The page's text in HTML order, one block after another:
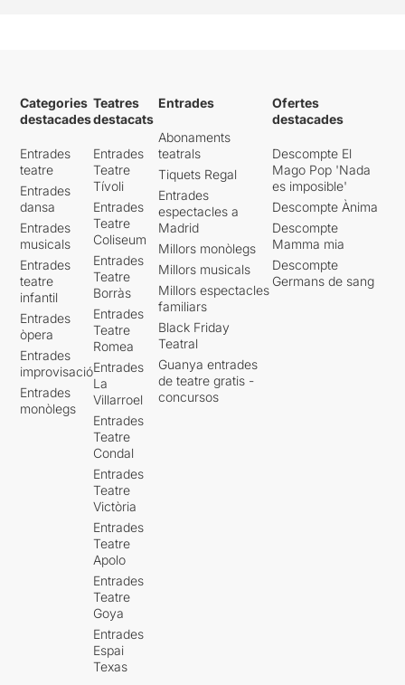
Categories
destacades
Entrades
teatre
Entrades
dansa
Entrades
musicals
Entrades
teatre
infantil
Entrades
òpera
Entrades
improvisació
Entrades
monòlegs
Teatres
destacats
Entrades
Teatre
Tívoli
Entrades
Teatre
Coliseum
Entrades
Teatre
Borràs
Entrades
Teatre
Romea
Entrades
La
Villarroel
Entrades
Teatre
Condal
Entrades
Teatre
Victòria
Entrades
Teatre
Apolo
Entrades
Teatre
Goya
Entrades
Espai
Texas
Entrades
Abonaments
teatrals
Tiquets Regal
Entrades
espectacles a
Madrid
Millors monòlegs
Millors musicals
Millors espectacles
familiars
Black Friday
Teatral
Guanya entrades
de teatre gratis -
concursos
Ofertes
destacades
Descompte El
Mago Pop 'Nada
es imposible'
Descompte Ànima
Descompte
Mamma mia
Descompte
Germans de sang